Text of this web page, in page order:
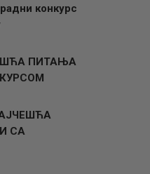
конкурс
ПИТАЊА
СА